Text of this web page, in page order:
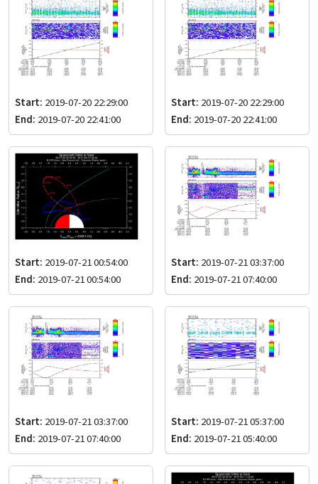
Start: 2019-07-20 22:29:00
End: 2019-07-20 22:41:00
Start: 2019-07-20 22:29:00
End: 2019-07-20 22:41:00
Start: 2019-07-21 00:54:00
End: 2019-07-21 00:54:00
Start: 2019-07-21 03:37:00
End: 2019-07-21 07:40:00
Start: 2019-07-21 03:37:00
End: 2019-07-21 07:40:00
Start: 2019-07-21 05:37:00
End: 2019-07-21 05:40:00